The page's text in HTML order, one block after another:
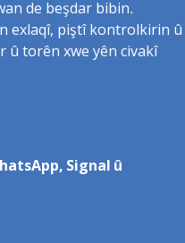
de beşdar bibin.
exlaqî, piştî kontrolkirin û
û torên xwe yên civakî
Signal û